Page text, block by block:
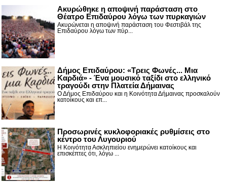
Ακυρώθηκε η αποψινή παράσταση στο
Θέατρο Επιδαύρου λόγω των πυρκαγιών
Ακυρώνεται η αποψινή παράσταση του Φεστιβάλ της
Επιδαύρου λόγω των πύρ...
Δήμος Επιδαύρου: «Τρεις Φωνές... Μια
Καρδιά» - Ένα μουσικό ταξίδι στο ελληνικό
τραγούδι στην Πλατεία Δήμαινας
Ο Δήμος Επιδαύρου και η Κοινότητα Δήμαινας προσκαλούν
κατοίκους και επ...
Προσωρινές κυκλοφοριακές ρυθμίσεις στο
κέντρο του Λυγουριού
Η Κοινότητα Ασκληπιείου ενημερώνει κατοίκους και
επισκέπτες ότι, λόγω ...